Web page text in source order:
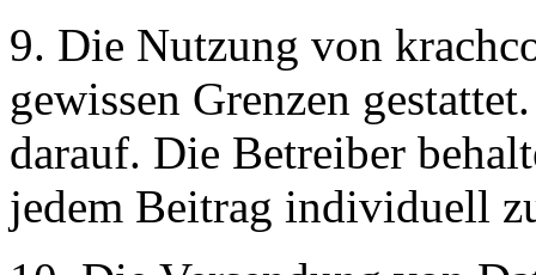
9. Die Nutzung von
gewissen Grenzen
darauf. Die Betreiber
jedem Beitrag individuell